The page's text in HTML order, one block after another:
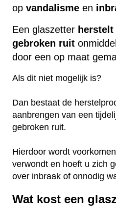
op vandalisme en
Een glaszetter herstelt
gebroken ruit
door een op maat
Als dit niet mogelijk is?
Dan bestaat de
aanbrengen van een
gebroken ruit.
Hierdoor wordt
verwondt en hoeft u zich
over inbraak of onnodig
Wat kost een